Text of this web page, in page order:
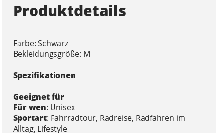
Produktdetails
Farbe: Schwarz
Bekleidungsgröße: M
Spezifikationen
Geeignet für
Für wen: Unisex
Sportart: Fahrradtour, Radreise, Radfahren im
Alltag, Lifestyle